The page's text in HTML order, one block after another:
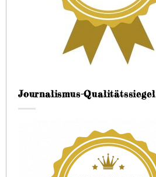
Journalismus-Qualitätssiegel